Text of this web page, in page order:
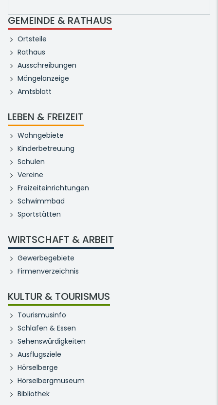
GEMEINDE & RATHAUS
Ortsteile
Rathaus
Ausschreibungen
Mängelanzeige
Amtsblatt
LEBEN & FREIZEIT
Wohngebiete
Kinderbetreuung
Schulen
Vereine
Freizeiteinrichtungen
Schwimmbad
Sportstätten
WIRTSCHAFT & ARBEIT
Gewerbegebiete
Firmenverzeichnis
KULTUR & TOURISMUS
Tourismusinfo
Schlafen & Essen
Sehenswürdigkeiten
Ausflugsziele
Hörselberge
Hörselbergmuseum
Bibliothek